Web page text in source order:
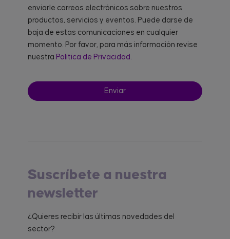
enviarle correos electrónicos sobre nuestros
productos, servicios y eventos. Puede darse de
baja de estas comunicaciones en cualquier
momento. Por favor, para más información revise
nuestra Política de Privacidad.
Suscríbete a nuestra
newsletter
¿Quieres recibir las últimas novedades del
sector?